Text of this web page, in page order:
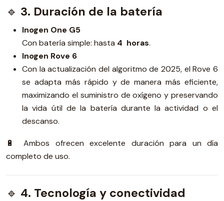
🔹 3. Duración de la batería
Inogen One G5
Con batería simple: hasta 4 horas.
Inogen Rove 6
Con la actualización del algoritmo de 2025, el Rove 6
se adapta más rápido y de manera más eficiente,
maximizando el suministro de oxígeno y preservando
la vida útil de la batería durante la actividad o el
descanso.
🔋 Ambos ofrecen excelente duración para un día
completo de uso.
🔹 4. Tecnología y conectividad